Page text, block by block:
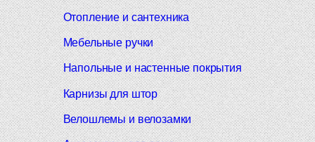
Отопление и сантехника
Мебельные ручки
Напольные и настенные покрытия
Карнизы для штор
Велошлемы и велозамки